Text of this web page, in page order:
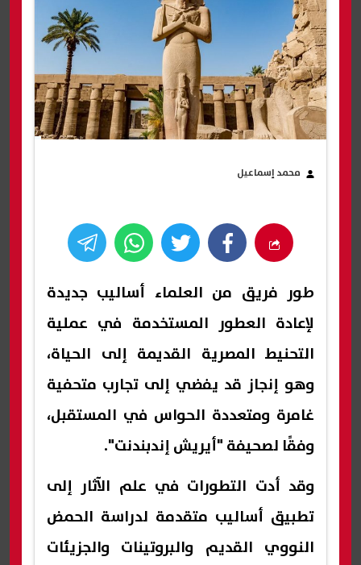
محمد إسماعيل
طور فريق من العلماء أساليب جديدة
لإعادة العطور المستخدمة في عملية
التحنيط المصرية القديمة إلى الحياة،
وهو إنجاز قد يفضي إلى تجارب متحفية
غامرة ومتعددة الحواس في المستقبل،
وفقًا لصحيفة "أيريش إندبندنت".
وقد أدت التطورات في علم الآثار إلى
تطبيق أساليب متقدمة لدراسة الحمض
النووي القديم والبروتينات والجزيئات